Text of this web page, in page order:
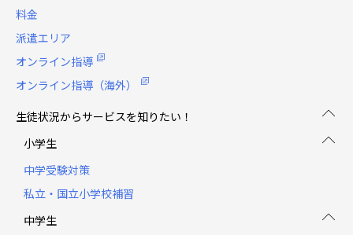
料金
派遣エリア
オンライン指導
オンライン指導（海外）
生徒状況からサービスを知りたい！
小学生
中学受験対策
私立・国立小学校補習
中学生